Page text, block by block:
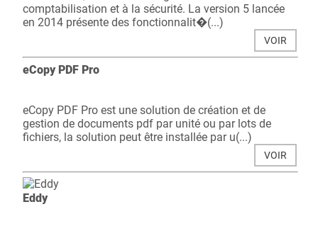
comptabilisation et à la sécurité. La version 5 lancée
en 2014 présente des fonctionnalit�(...)
VOIR
eCopy PDF Pro
eCopy PDF Pro est une solution de création et de
gestion de documents pdf par unité ou par lots de
fichiers, la solution peut être installée par u(...)
VOIR
Eddy